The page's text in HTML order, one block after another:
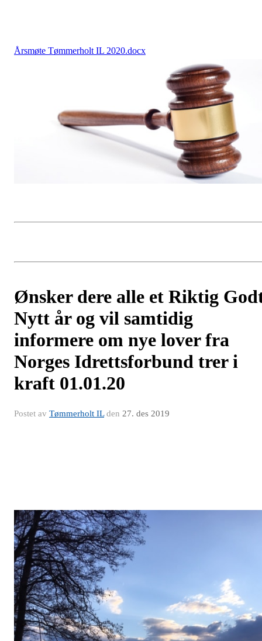
Årsmøte Tømmerholt IL 2020.docx
Ønsker dere alle et Riktig
Nytt år og vil samtidig
informere om nye lover fra
Norges Idrettsforbund trer i
kraft 01.01.20
Postet av Tømmerholt ILden 27. des 2019